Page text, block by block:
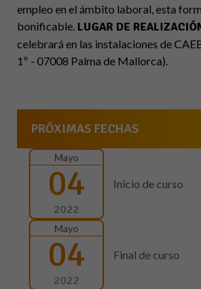
PRÓXIMAS FECHAS
Mayo
04
2022
Inicio de curso
Mayo
04
2022
Final de curso
empleo en el ámbito laboral, esta
bonificable. LUGAR DE
celebrará en las instalaciones de
1º - 07008 Palma de Mallorca).